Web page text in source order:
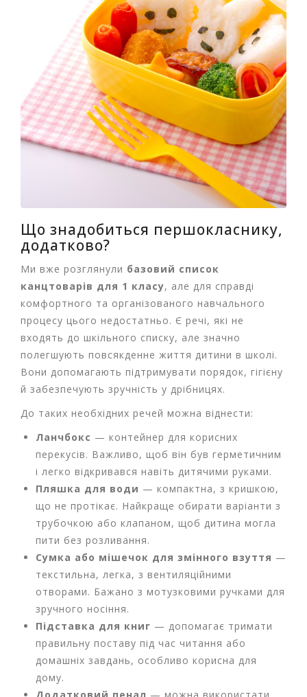
Що знадобиться першокласнику,
додатково?
Ми вже розглянули базовий список
канцтоварів для 1 класу, але для справді
комфортного та організованого навчального
процесу цього недостатньо. Є речі, які не
входять до шкільного списку, але значно
полегшують повсякденне життя дитини в школі.
Вони допомагають підтримувати порядок, гігієну
й забезпечують зручність у дрібницях.
До таких необхідних речей можна віднести:
Ланчбокс — контейнер для корисних
перекусів. Важливо, щоб він був герметичним
і легко відкривався навіть дитячими руками.
Пляшка для води — компактна, з кришкою,
що не протікає. Найкраще обирати варіанти з
трубочкою або клапаном, щоб дитина могла
пити без розливання.
Сумка або мішечок для змінного взуття —
текстильна, легка, з вентиляційними
отворами. Бажано з мотузковими ручками для
зручного носіння.
Підставка для книг — допомагає тримати
правильну поставу під час читання або
домашніх завдань, особливо корисна для
дому.